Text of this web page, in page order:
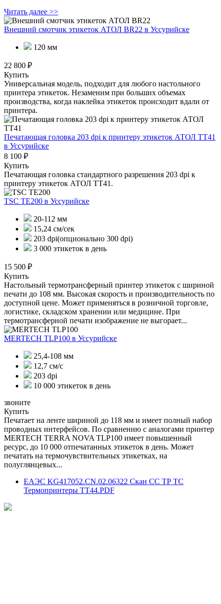
Читать далее >>
Внешний смотчик этикеток АТОЛ BR22 в Уссурийске
120 мм
22 800 ₽
Купить
Универсальная модель, подходит для любого настольного
принтера этикеток. Незаменим при больших объемах
производства, когда наклейка этикеток происходит вдали от
принтера.
Печатающая головка 203 dpi к принтеру этикеток АТОЛ ТТ41
в Уссурийске
8 100 ₽
Купить
Печатающая головка стандартного разрешения 203 dpi к
принтеру этикеток АТОЛ ТТ41.
TSC TE200 в Уссурийске
20-112 мм
15,24 см/сек
203 dpi(опционально 300 dpi)
3 000 этикеток в день
15 500 ₽
Купить
Настольный термотрансферный принтер этикеток с шириной
печати до 108 мм. Высокая скорость и производительность по
доступной цене. Может применяться в розничной торговле,
логистике, складском хранении или медицине. При
термотрансферной печати изображение не выгорает...
MERTECH TLP100 в Уссурийске
25,4-108 мм
12,7 см/с
203 dpi
10 000 этикеток в день
звоните
Купить
Печатает на ленте шириной до 118 мм и имеет полный набор
проводных интерфейсов. По сравнению с аналогами принтер
MERTECH TERRA NOVA TLP100 имеет повышенный
ресурс, до 10 000 отпечатанных этикеток в день. Может
печатать на термочувствительных этикетках, на
полуглянцевых...
ЕАЭС KG417052.CN.02.06322 Скан СС ТР ТС
Термопринтеры ТТ44.PDF